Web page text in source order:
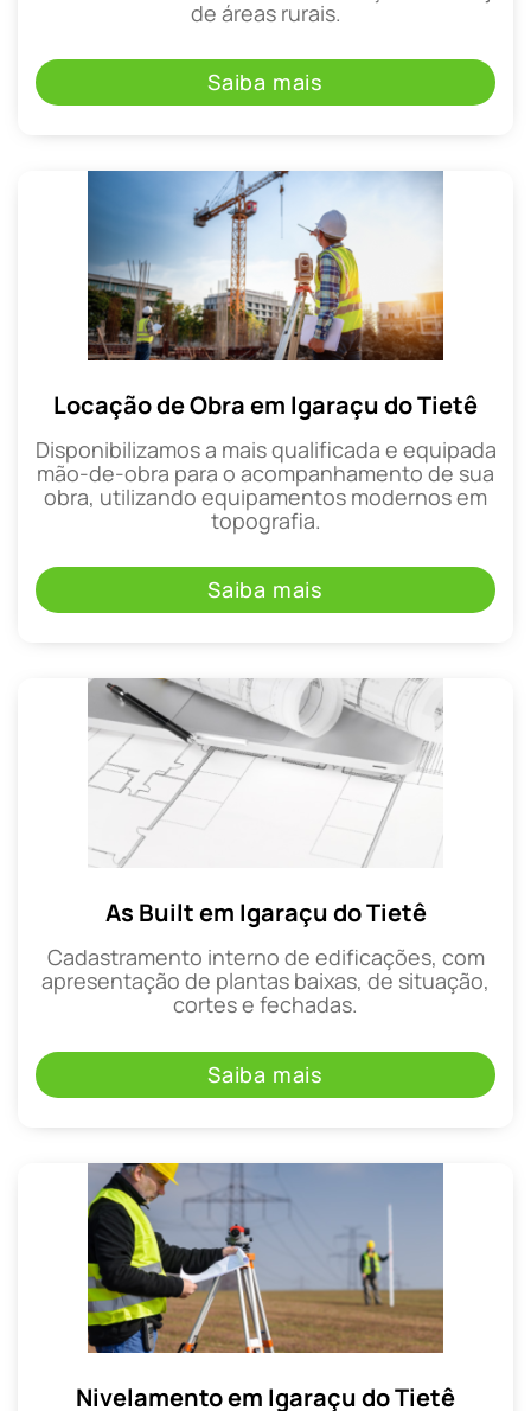
de áreas rurais.
Saiba mais
Locação de Obra em Igaraçu do Tietê
Disponibilizamos a mais qualificada e equipada
mão-de-obra para o acompanhamento de sua
obra, utilizando equipamentos modernos em
topografia.
Saiba mais
As Built em Igaraçu do Tietê
Cadastramento interno de edificações, com
apresentação de plantas baixas, de situação,
cortes e fechadas.
Saiba mais
Nivelamento em Igaraçu do Tietê